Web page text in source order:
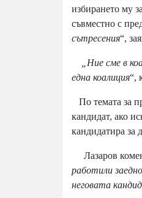
избирането му
съвместно с
сътресения“,
„Ние сме в
една коалиция“,
По темата за
кандидат, ако
кандидатира за
Лазаров
работили
неговата